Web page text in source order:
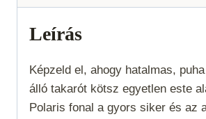
Leírás
Képzeld el, ahogy hatalmas,
álló takarót kötsz egyetlen este
Polaris fonal a gyors siker és az